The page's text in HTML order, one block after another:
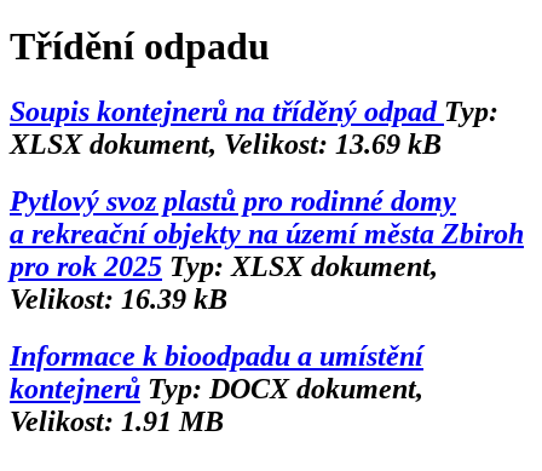
Třídění odpadu
Soupis kontejnerů na tříděný odpad Typ:
XLSX dokument, Velikost: 13.69 kB
Pytlový svoz plastů pro rodinné domy
a rekreační objekty na území města Zbiroh
pro rok 2025 Typ: XLSX dokument,
Velikost: 16.39 kB
Informace k bioodpadu a umístění
kontejnerů Typ: DOCX dokument,
Velikost: 1.91 MB